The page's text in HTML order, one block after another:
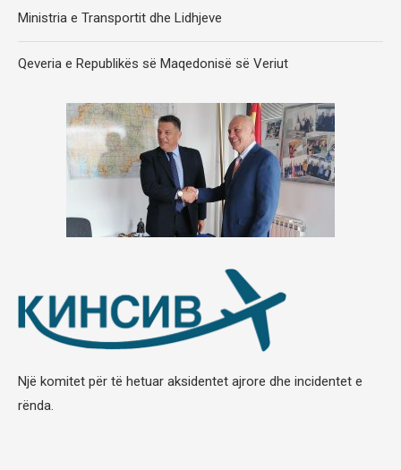
Ministria e Transportit dhe Lidhjeve
Qeveria e Republikës së Maqedonisë së Veriut
Një komitet për të hetuar aksidentet ajrore dhe incidentet e
rënda.